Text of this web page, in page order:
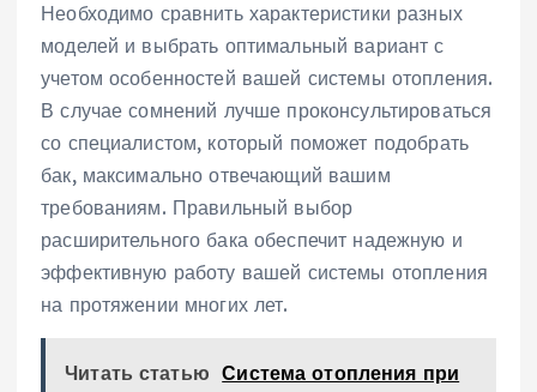
Необходимо сравнить характеристики разных
моделей и выбрать оптимальный вариант с
учетом особенностей вашей системы отопления.
В случае сомнений лучше проконсультироваться
со специалистом‚ который поможет подобрать
бак‚ максимально отвечающий вашим
требованиям. Правильный выбор
расширительного бака обеспечит надежную и
эффективную работу вашей системы отопления
на протяжении многих лет.
Читать статью Система отопления при